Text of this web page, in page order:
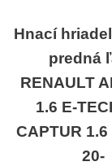
Hnací
predná
RENAULT
1.6 E-
CAPTUR 1.6
20-